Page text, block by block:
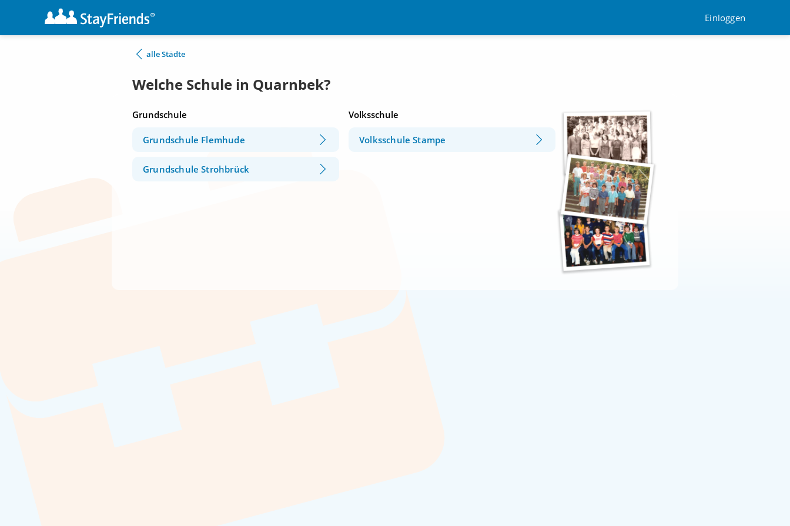
Einloggen
alle Städte
Welche Schule in Quarnbek?
Grundschule
Grundschule Flemhude
Grundschule Strohbrück
Volksschule
Volksschule Stampe